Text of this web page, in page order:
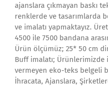
ajanslara çıkmayan baskı
renklerde ve tasarımlarda
ve imalatı yapmaktayız.
4500 ile 7500 bandana
Ürün ölçümüz; 25* 50 cm
Buff imalatı; Ürünlerimizde
vermeyen eko-teks belgeli
İhracata, Ajanslara,